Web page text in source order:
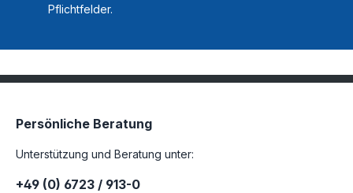
Pflichtfelder.
Persönliche Beratung
Unterstützung und Beratung unter:
+49 (0) 6723 / 913-0